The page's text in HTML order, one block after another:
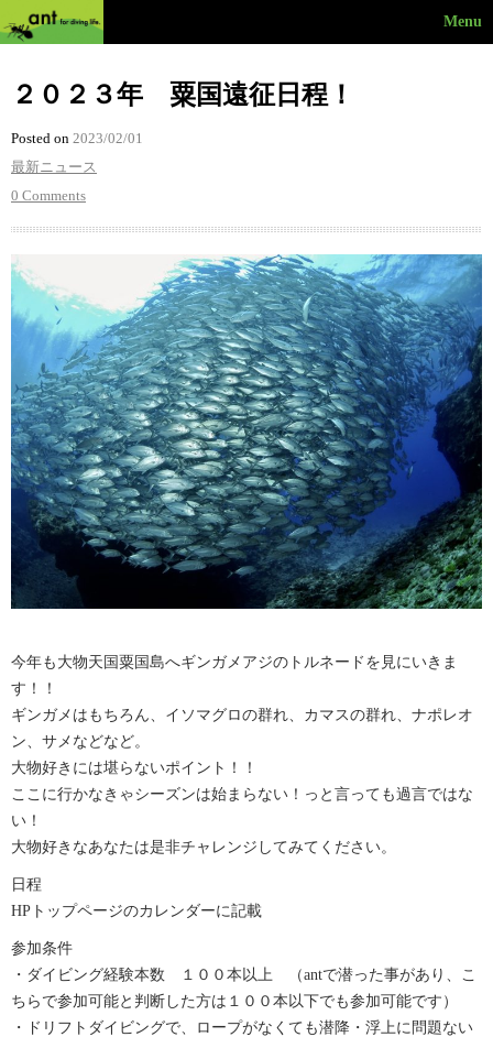
Menu
２０２３年 粟国遠征日程！
Posted on 2023/02/01
最新ニュース
0 Comments
今年も大物天国粟国島へギンガメアジのトルネードを見にいきま
す！！
ギンガメはもちろん、イソマグロの群れ、カマスの群れ、ナポレオ
ン、サメなどなど。
大物好きには堪らないポイント！！
ここに行かなきゃシーズンは始まらない！っと言っても過言ではな
い！
大物好きなあなたは是非チャレンジしてみてください。
日程
HPトップページのカレンダーに記載
参加条件
・ダイビング経験本数 １００本以上 （antで潜った事があり、こ
ちらで参加可能と判断した方は１００本以下でも参加可能です）
・ドリフトダイビングで、ロープがなくても潜降・浮上に問題ない